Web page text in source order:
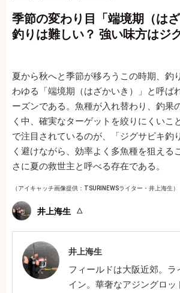
季節の変わり目「端境期（は
釣りは難しい？ 強い味方はジ
夏から秋へと季節が移ろうこの時期、釣
わゆる「端境期（はざかいき）」と呼ば
ーズンである。魚種が入れ替わり、釣果
く中、確実なターゲットを絞りにくいこ
で注目されているのが、「ジグサビキ釣
く避けながら、効率よく多魚種を狙える
さに夏の救世主と呼べる存在である。
（アイキャッチ画像提供：TSURINEWSライター・井上海生）
井上海生
井上海生
フィールドは大阪近郊。ラ
イン。華奢なアジングロッ